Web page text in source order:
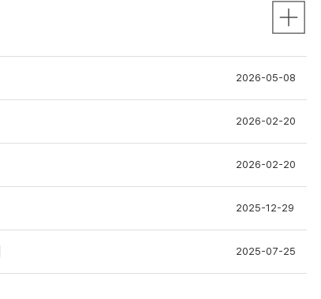
2026-05-08
2026-02-20
2026-02-20
2025-12-29
2025-07-25